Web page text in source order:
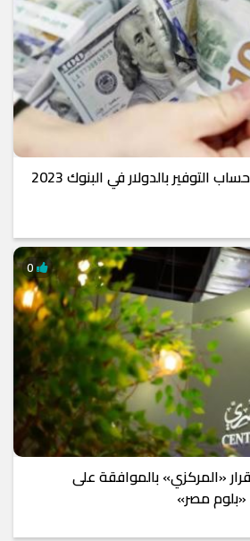
بالدولار في البنوك 2023
«المركزي» بالموافقة على
0